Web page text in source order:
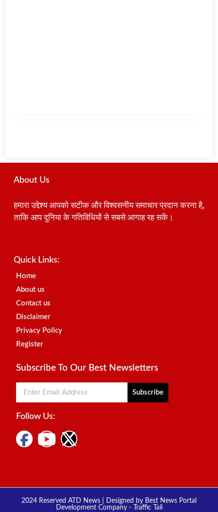
About Us
हमारा उद्देश्य आपको सटीक और विश्वसनीय समाचार प्रदान करना है,
ताकि आप दुनिया के गतिविधियों से सबसे आगाह रह सकें।
Quick Links:
Home
About us
Contact us
Disclaimer
Privacy Policy
Register
Subscribe To Our Best Newsletters
Subscribe
Follow Us:
2024 Reserved ATD News | Designed by Best News Portal
Development Company- Traffic Tail